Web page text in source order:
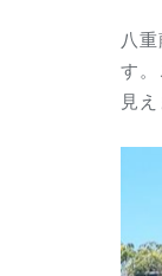
八
す
見え